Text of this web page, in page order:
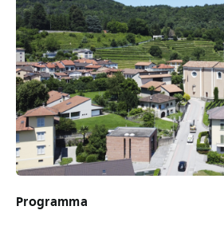
Programma